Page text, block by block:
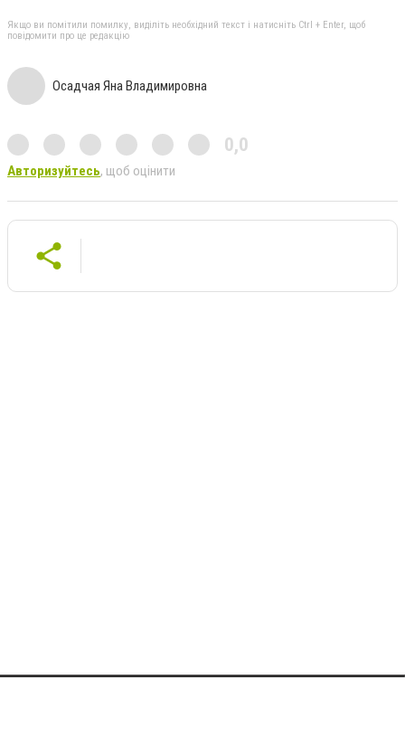
Якщо ви помітили помилку, виділіть необхідний текст і натисніть Ctrl + Enter, щоб
повідомити про це редакцію
Осадчая Яна Владимировна
0,0
Авторизуйтесь, щоб оцінити